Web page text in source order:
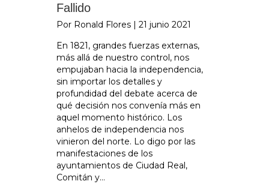
Fallido
Por Ronald Flores
21 junio 2021
En 1821, grandes fuerzas externas,
más allá de nuestro control, nos
empujaban hacia la independencia,
sin importar los detalles y
profundidad del debate acerca de
qué decisión nos convenía más en
aquel momento histórico. Los
anhelos de independencia nos
vinieron del norte. Lo digo por las
manifestaciones de los
ayuntamientos de Ciudad Real,
Comitán y…